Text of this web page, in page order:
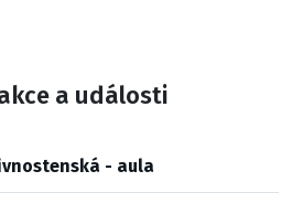
a události
- aula